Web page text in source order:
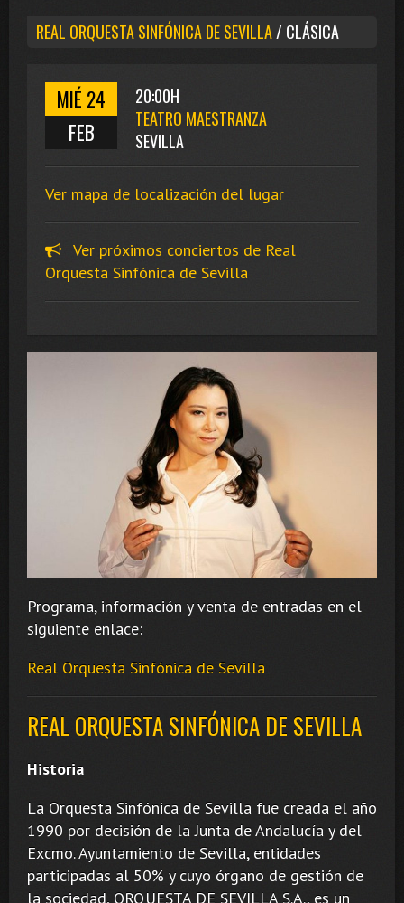
REAL ORQUESTA SINFÓNICA DE SEVILLA/ CLÁSICA
MIÉ 24
FEB
20:00H
TEATRO MAESTRANZA
SEVILLA
Ver mapa de localización del lugar
Ver próximos conciertos de Real
Orquesta Sinfónica de Sevilla
Programa, información y venta de entradas en el
siguiente enlace:
Real Orquesta Sinfónica de Sevilla
REAL ORQUESTA SINFÓNICA DE SEVILLA
Historia
La Orquesta Sinfónica de Sevilla fue creada el año
1990 por decisión de la Junta de Andalucía y del
Excmo. Ayuntamiento de Sevilla, entidades
participadas al 50% y cuyo órgano de gestión de
la sociedad, ORQUESTA DE SEVILLA S.A., es un